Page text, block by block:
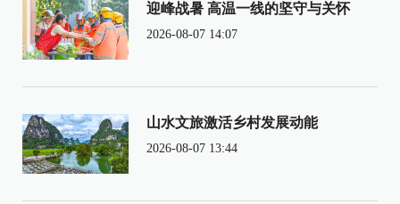
迎峰战暑 高温一线的坚守与关怀
2026-08-07 14:07
山水文旅激活乡村发展动能
2026-08-07 13:44